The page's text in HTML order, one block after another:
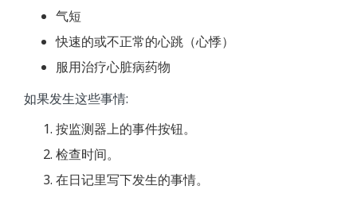
气短
快速的或不正常的心跳（心悸）
服用治疗心脏病药物
如果发生这些事情:
按监测器上的事件按钮。
检查时间。
在日记里写下发生的事情。